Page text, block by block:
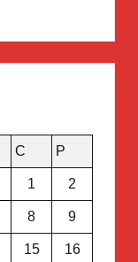
C P
1 2
8 9
15 16